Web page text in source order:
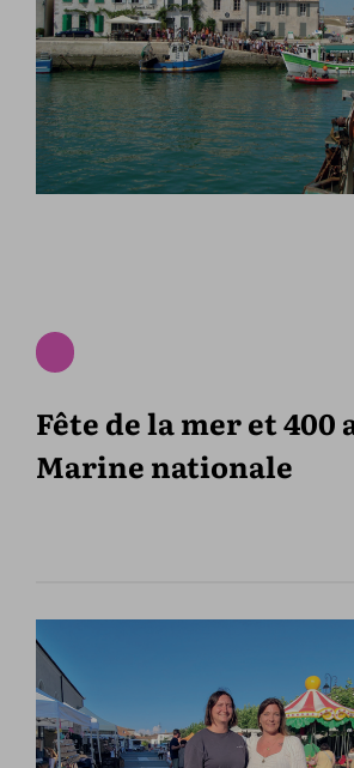
Fête de la mer et 400
Marine nationale